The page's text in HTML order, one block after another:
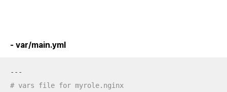
- var/main.yml
# vars file for myrole.nginx